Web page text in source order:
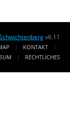
v6.11
KONTAKT
RECHTLICHES